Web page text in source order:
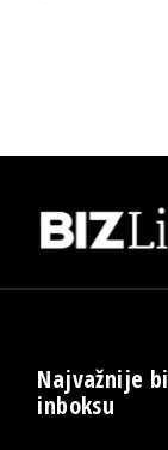
Najvažnije
inboksu